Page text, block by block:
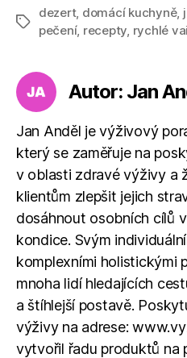
Štítky
dezert, domácí kuchyně,
pečení, recepty, rychlé
Autor: Jan
Jan Anděl je výživový
který se zaměřuje na
v oblasti zdravé výživy a
klientům zlepšit jejich
dosáhnout osobních cílů
kondice. Svým
komplexními holistickými
mnoha lidí hledajících
a štíhlejší postavě.
výživy na adrese:
vytvořil řadu produktů na